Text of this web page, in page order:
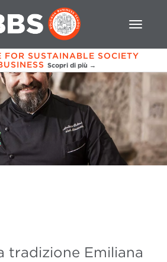
FOR SUSTAINABLE SOCIETY
Scopri di più →
tradizione Emiliana